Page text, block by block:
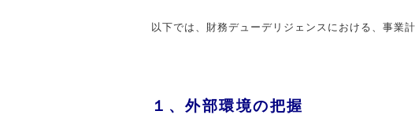
以下では、財務デューデリジェンスにおける、事業
１、外部環境の把握